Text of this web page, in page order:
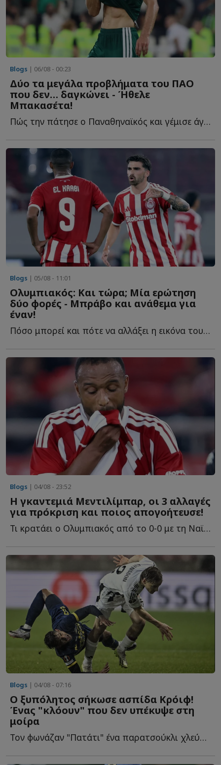
Blogs | 06/08 - 00:23
Δύο τα μεγάλα προβλήματα του ΠΑΟ
που δεν… δαγκώνει - Ήθελε
Μπακασέτα!
Πώς την πάτησε ο Παναθηναϊκός και γέμισε άγχος ενόψει τ...
Blogs | 05/08 - 11:01
Ολυμπιακός: Και τώρα; Μία ερώτηση
δύο φορές - Μπράβο και ανάθεμα για
έναν!
Πόσο μπορεί και πότε να αλλάξει η εικόνα του Ολυμπιακού, η...
Blogs | 04/08 - 23:52
Η γκαντεμιά Μεντιλίμπαρ, οι 3 αλλαγές
για πρόκριση και ποιος απογοήτευσε!
Τι κρατάει ο Ολυμπιακός από το 0-0 με τη Ναϊμέγκεν, πώς θ...
Blogs | 04/08 - 07:16
Ο ξυπόλητος σήκωσε ασπίδα Κρόιφ!
Ένας "κλόουν" που δεν υπέκυψε στη
μοίρα
Τον φωνάζαν "Πατάτι" ένα παρατσούκλι χλεύης! Εκείνο ό...